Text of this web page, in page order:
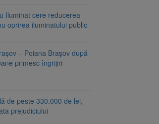
Iluminat cere reducerea
oprirea iluminatului public
– Poiana Brașov după
primesc îngrijiri
de peste 330.000 de lei,
prejudiciului